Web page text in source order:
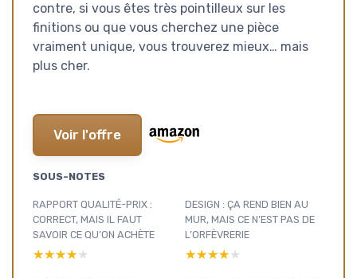
contre, si vous êtes très pointilleux sur les
finitions ou que vous cherchez une pièce
vraiment unique, vous trouverez mieux… mais
plus cher.
Voir l'offre
SOUS-NOTES
RAPPORT QUALITÉ-PRIX :
CORRECT, MAIS IL FAUT
SAVOIR CE QU’ON ACHÈTE
★★★★★
★★★★★
DESIGN : ÇA REND BIEN AU
MUR, MAIS CE N’EST PAS DE
L’ORFÈVRERIE
★★★★★
★★★★★